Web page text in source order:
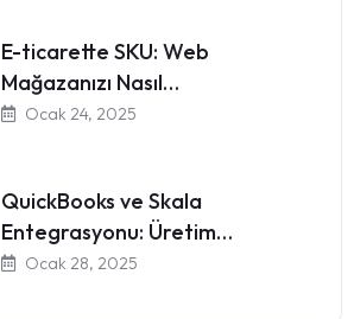
E-ticarette SKU: Web
Mağazanızı Nasıl…
Ocak 24, 2025
QuickBooks ve Skala
Entegrasyonu: Üretim…
Ocak 28, 2025